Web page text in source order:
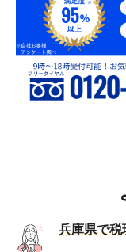
兵庫県で税